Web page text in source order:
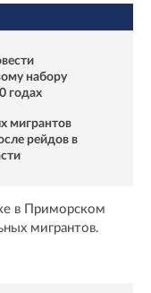
набору
годах
мигрантов
рейдов в
в Приморском
мигрантов.